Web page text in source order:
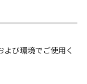
び環境でご使用く